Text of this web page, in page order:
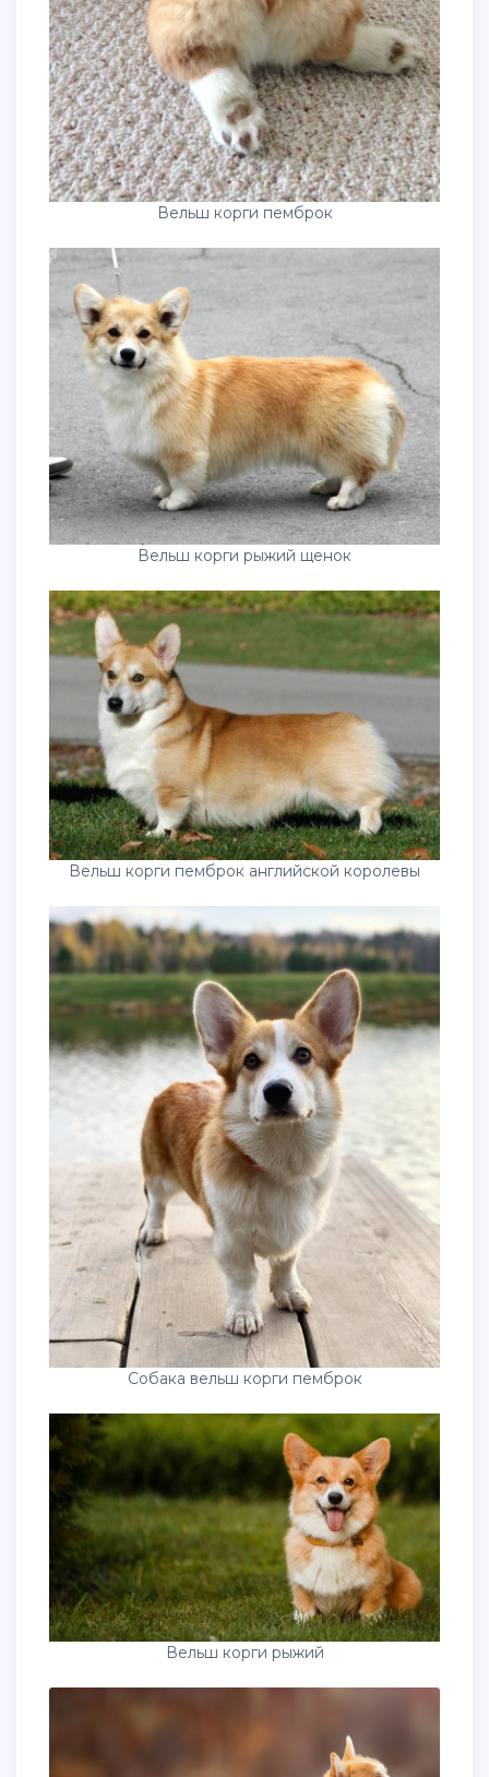
Вельш корги пемброк
Вельш корги рыжий щенок
Вельш корги пемброк английской королевы
Собака вельш корги пемброк
Вельш корги рыжий